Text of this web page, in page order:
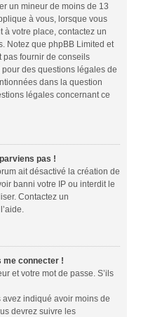
un mineur de moins de 13
à vous, lorsque vous
à votre place, contactez un
Notez que phpBB Limited et
pas fournir de conseils
des questions légales de
dans la question
légales concernant ce
pas !
ait désactivé la création de
banni votre IP ou interdit le
Contactez un
me connecter !
et votre mot de passe. S’ils
avez indiqué avoir moins de
devrez suivre les